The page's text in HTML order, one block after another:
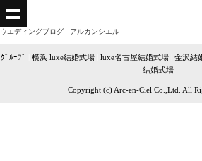
ウエディングブログ - アルカンシエル
ｸﾞﾙｰﾌﾟ 横浜 luxe結婚式場| luxe名古屋結婚式場 金沢結
結婚式場
Copyright (c) Arc-en-Ciel Co.,Ltd. All